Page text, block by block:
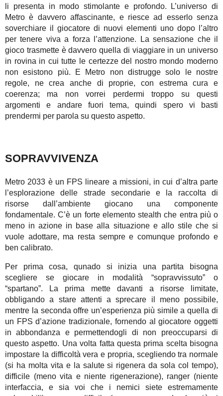
li presenta in modo stimolante e profondo. L’universo di
Metro è davvero affascinante, e riesce ad esserlo senza
soverchiare il giocatore di nuovi elementi uno dopo l’altro
per tenere viva a forza l’attenzione. La sensazione che il
gioco trasmette è davvero quella di viaggiare in un universo
in rovina in cui tutte le certezze del nostro mondo moderno
non esistono più. E Metro non distrugge solo le nostre
regole, ne crea anche di proprie, con estrema cura e
coerenza; ma non vorrei perdermi troppo su questi
argomenti e andare fuori tema, quindi spero vi basti
prendermi per parola su questo aspetto.
SOPRAVVIVENZA
Metro 2033 è un FPS lineare a missioni, in cui d’altra parte
l’esplorazione delle strade secondarie e la raccolta di
risorse dall’ambiente giocano una componente
fondamentale. C’è un forte elemento stealth che entra più o
meno in azione in base alla situazione e allo stile che si
vuole adottare, ma resta sempre e comunque profondo e
ben calibrato.
Per prima cosa, qunado si inizia una partita bisogna
scegliere se giocare in modalità “sopravvissuto” o
“spartano”. La prima mette davanti a risorse limitate,
obbligando a stare attenti a sprecare il meno possibile,
mentre la seconda offre un’esperienza più simile a quella di
un FPS d’azione tradizionale, fornendo al giocatore oggetti
in abbondanza e permettendogli di non preoccuparsi di
questo aspetto. Una volta fatta questa prima scelta bisogna
impostare la difficoltà vera e propria, scegliendo tra normale
(si ha molta vita e la salute si rigenera da sola col tempo),
difficile (meno vita e niente rigenerazione), ranger (niente
interfaccia, e sia voi che i nemici siete estremamente